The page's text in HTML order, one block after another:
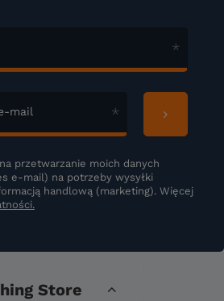
mail
przetwarzanie moich danych
e-mail) na potrzeby wysyłki
handlową (marketing). Więcej
Store